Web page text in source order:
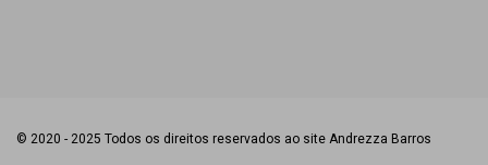
© 2020 - 2025 Todos os direitos reservados ao site Andrezza Barros